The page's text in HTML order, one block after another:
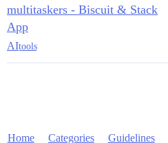
multitaskers - Biscuit & Stack
App
AItools
Home Categories Guidelines